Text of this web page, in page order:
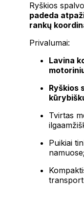
Ryškios
padeda
rankų
Privalumai:
Lavina
Ryškios
Tvirtas
Puikiai
namuose;